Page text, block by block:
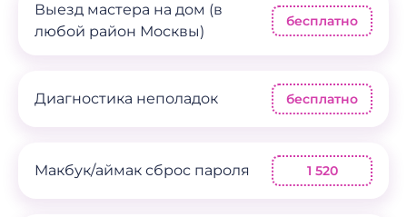
Выезд мастера на дом (в
любой район Москвы)
бесплатно
Диагностика неполадок бесплатно
Mакбук/аймак сброс пароля 1 520